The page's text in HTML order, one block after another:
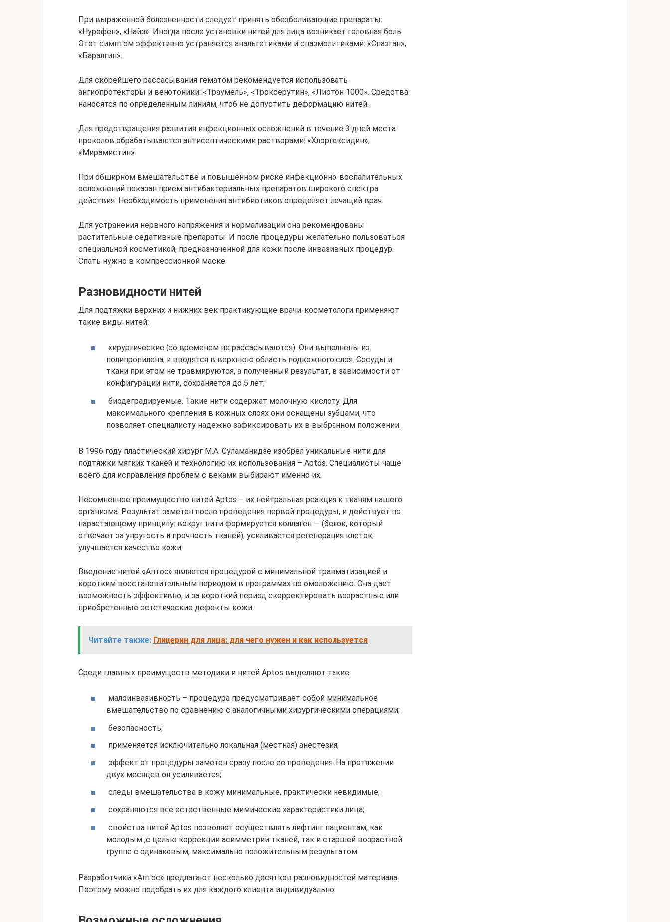
При выраженной болезненности следует принять обезболивающие препараты:
«Нурофен», «Найз». Иногда после установки нитей для лица возникает головная боль.
Этот симптом эффективно устраняется анальгетиками и спазмолитиками: «Спазган»,
«Баралгин».
Для скорейшего рассасывания гематом рекомендуется использовать
ангиопротекторы и венотоники: «Траумель», «Троксерутин», «Лиотон 1000». Средства
наносятся по определенным линиям, чтоб не допустить деформацию нитей.
Для предотвращения развития инфекционных осложнений в течение 3 дней места
проколов обрабатываются антисептическими растворами: «Хлоргексидин»,
«Мирамистин».
При обширном вмешательстве и повышенном риске инфекционно-воспалительных
осложнений показан прием антибактериальных препаратов широкого спектра
действия. Необходимость применения антибиотиков определяет лечащий врач.
Для устранения нервного напряжения и нормализации сна рекомендованы
растительные седативные препараты. И после процедуры желательно пользоваться
специальной косметикой, предназначенной для кожи после инвазивных процедур.
Спать нужно в компрессионной маске.
Разновидности нитей
Для подтяжки верхних и нижних век практикующие врачи-косметологи применяют
такие виды нитей:
хирургические (со временем не рассасываются). Они выполнены из
полипропилена, и вводятся в верхнюю область подкожного слоя. Сосуды и
ткани при этом не травмируются, а полученный результат, в зависимости от
конфигурации нити, сохраняется до 5 лет;
биодеградируемые. Такие нити содержат молочную кислоту. Для
максимального крепления в кожных слоях они оснащены зубцами, что
позволяет специалисту надежно зафиксировать их в выбранном положении.
В 1996 году пластический хирург М.А. Суламанидзе изобрел уникальные нити для
подтяжки мягких тканей и технологию их использования – Aptos. Специалисты чаще
всего для исправления проблем с веками выбирают именно их.
Несомненное преимущество нитей Aptos – их нейтральная реакция к тканям нашего
организма. Результат заметен после проведения первой процедуры, и действует по
нарастающему принципу: вокруг нити формируется коллаген — (белок, который
отвечает за упругость и прочность тканей), усиливается регенерация клеток,
улучшается качество кожи.
Введение нитей «Аптос» является процедурой с минимальной травматизацией и
коротким восстановительным периодом в программах по омоложению. Она дает
возможность эффективно, и за короткий период скорректировать возрастные или
приобретенные эстетические дефекты кожи .
Читайте также: Глицерин для лица: для чего нужен и как используется
Среди главных преимуществ методики и нитей Aptos выделяют такие:
малоинвазивность – процедура предусматривает собой минимальное
вмешательство по сравнению с аналогичными хирургическими операциями;
безопасность;
применяется исключительно локальная (местная) анестезия;
эффект от процедуры заметен сразу после ее проведения. На протяжении
двух месяцев он усиливается;
следы вмешательства в кожу минимальные, практически невидимые;
сохраняются все естественные мимические характеристики лица;
свойства нитей Aptos позволяет осуществлять лифтинг пациентам, как
молодым ,с целью коррекции асимметрии тканей, так и старшей возрастной
группе с одинаковым, максимально положительным результатом.
Разработчики «Аптос» предлагают несколько десятков разновидностей материала.
Поэтому можно подобрать их для каждого клиента индивидуально.